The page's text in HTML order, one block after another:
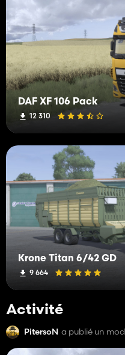
DAF XF 106 Pack
12 310
Krone Titan 6/42 GD
9 664
Activité
PitersoN a publié un mod